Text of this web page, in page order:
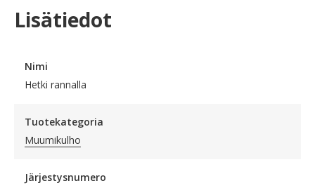
Lisätiedot
Nimi
Hetki rannalla
Tuotekategoria
Muumikulho
Järjestysnumero